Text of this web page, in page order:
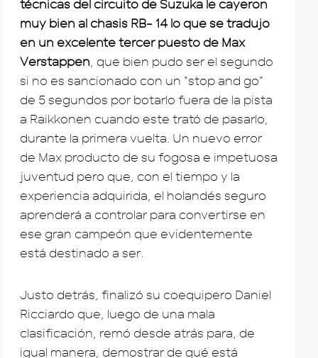
técnicas del circuito de Suzuka le cayeron
muy bien al chasis RB- 14 lo que se tradujo
en un excelente tercer puesto de Max
Verstappen , que bien pudo ser el segundo
si no es sancionado con un “stop and go”
de 5 segundos por botarlo fuera de la pista
a Raikkonen cuando este trató de pasarlo,
durante la primera vuelta. Un nuevo error
de Max producto de su fogosa e impetuosa
juventud pero que, con el tiempo y la
experiencia adquirida, el holandés seguro
aprenderá a controlar para convertirse en
ese gran campeón que evidentemente
está destinado a ser.
Justo detrás, finalizó su coequipero Daniel
Ricciardo que, luego de una mala
clasificación, remó desde atrás para, de
igual manera, demostrar de qué está